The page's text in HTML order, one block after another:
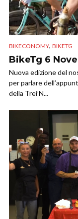
BIKECONOMY, BIKETG
BikeTg 6
Nuova edizione del
per parlare
della Treì’N...